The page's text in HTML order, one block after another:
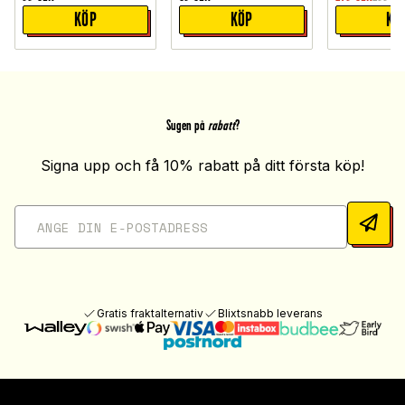
KÖP KÖP
Sugen på rabatt?
Signa upp och få 10% rabatt på ditt första köp!
Gratis fraktalternativ Blixtsnabb leverans